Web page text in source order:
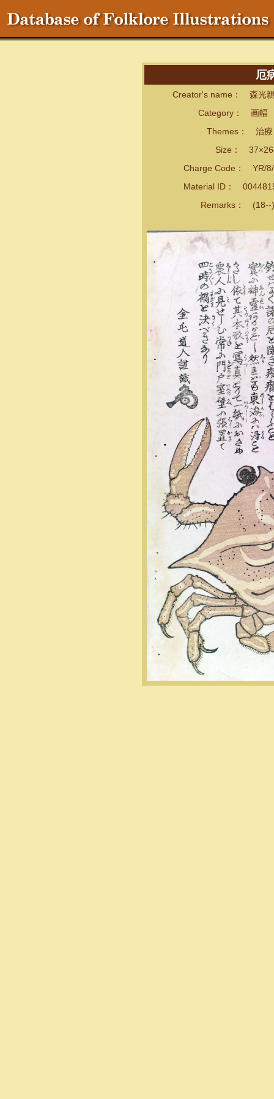
厄
Creator's name： 森光親
Category： 画幅
Themes： 治療・
Size：
Charge Code： YR/8/
Material ID：
Remarks： (18--)